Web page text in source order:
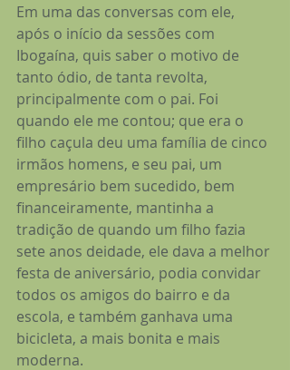
Em uma das conversas com ele,
após o início da sessões com
Ibogaína, quis saber o motivo de
tanto ódio, de tanta revolta,
principalmente com o pai. Foi
quando ele me contou; que era o
filho caçula deu uma família de cinco
irmãos homens, e seu pai, um
empresário bem sucedido, bem
financeiramente, mantinha a
tradição de quando um filho fazia
sete anos deidade, ele dava a melhor
festa de aniversário, podia convidar
todos os amigos do bairro e da
escola, e também ganhava uma
bicicleta, a mais bonita e mais
moderna.